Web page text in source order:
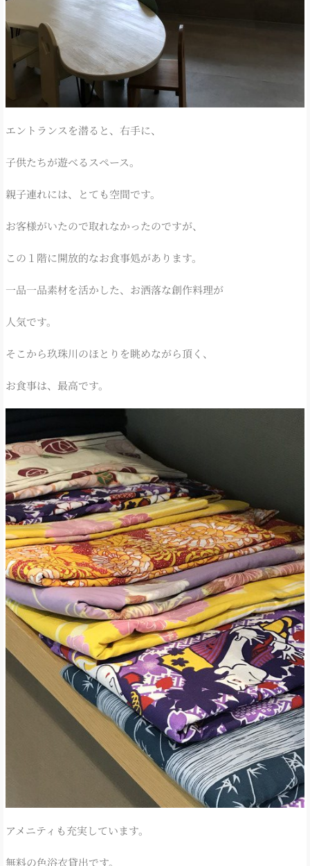
エントランスを潜ると、右手に、
子供たちが遊べるスペース。
親子連れには、とても空間です。
お客様がいたので取れなかったのですが、
この１階に開放的なお食事処があります。
一品一品素材を活かした、お洒落な創作料理が
人気です。
そこから玖珠川のほとりを眺めながら頂く、
お食事は、最高です。
アメニティも充実しています。
無料の色浴衣貸出です。